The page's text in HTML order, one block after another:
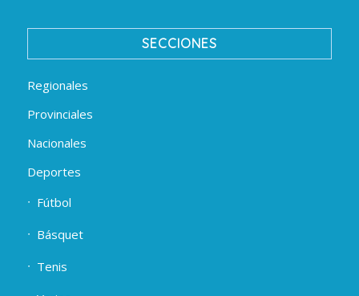
SECCIONES
Regionales
Provinciales
Nacionales
Deportes
Fútbol
Básquet
Tenis